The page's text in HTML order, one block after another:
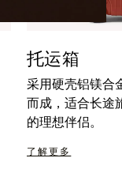
托运箱
采用硬壳铝镁合
而成，适合长途
的理想伴侣。
了解更多